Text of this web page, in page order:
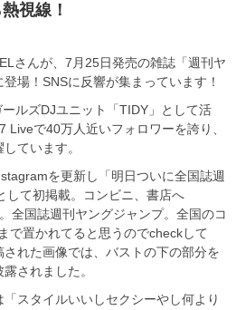
視線！
さんが、7月25日発売の雑誌「週刊ヤ
場！SNSに反響が集まっています！
ルズDJユニット「TIDY」として活
Liveで40万人近いフォロワーを誇り、
ています。
を更新し「明日ついに全国誌週
して初掲載。コンビニ、書店へ
全国誌週刊ヤングジャンプ。全国のコ
で置かれてると思うのでcheckして
れた画像では、バストの下の部分を
されました。
スタイルいいしセクシーやし何より